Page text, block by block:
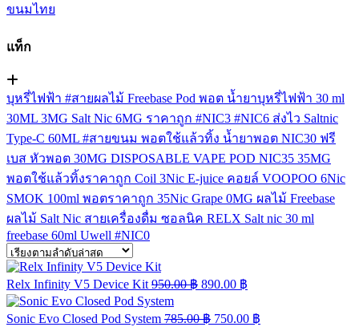
ขนมไทย
แท็ก
บุหรี่ไฟฟ้า #สายผลไม้ Freebase Pod พอต น้ำยาบุหรี่ไฟฟ้า 30 ml
30ML 3MG Salt Nic 6MG ราคาถูก #NIC3 #NIC6 ส่งไว Saltnic
Type-C 60ML #สายขนม พอตใช้แล้วทิ้ง น้ำยาพอต NIC30 ฟรี
เบส หัวพอต 30MG DISPOSABLE VAPE POD NIC35 35MG
พอตใช้แล้วทิ้งราคาถูก Coil 3Nic E-juice คอยล์ VOOPOO 6Nic
SMOK 100ml พอตราคาถูก 35Nic Grape 0MG ผลไม้ Freebase
ผลไม้ Salt Nic สายเครื่องดื่ม ซอลนิค RELX Salt nic 30 ml
freebase 60ml Uwell #NIC0
Relx Infinity V5 Device Kit 950.00฿ 890.00 ฿
Sonic Evo Closed Pod System 785.00฿ 750.00 ฿